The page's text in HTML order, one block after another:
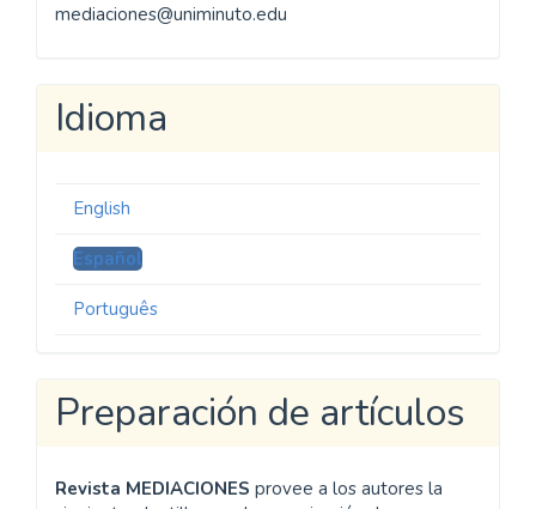
mediaciones@uniminuto.edu
Idioma
English
Español
Português
Preparación de artículos
Revista MEDIACIONES provee a los autores la